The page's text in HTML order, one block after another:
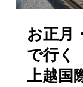
お正月
で行く
上越国